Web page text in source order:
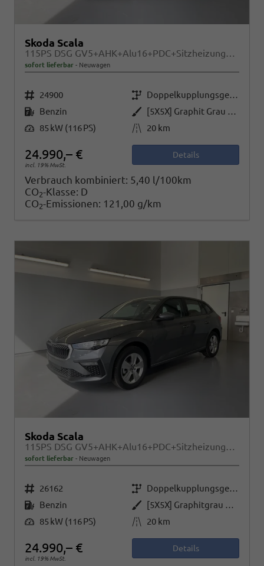
Skoda Scala
115PS DSG GV5+AHK+Alu16+PDC+Sitzheizung+App-Connect
sofort lieferbar Neuwagen
Fahrzeugnr. 24900 Getriebe
Doppelkupplungsgetriebe (DSG)
Kraftstoff Benzin Außenfarbe
[5X5X] Graphit Grau Metallic
Leistung 85 kW (116 PS) Kilometerstand 20 km
24.990,– €
incl. 19% MwSt.
Details
Verbrauch kombiniert: 5,40 l/100km
CO2-Klasse: D
CO2-Emissionen: 121,00 g/km
Skoda Scala
115PS DSG GV5+AHK+Alu16+PDC+Sitzheizung+App-Connect
sofort lieferbar Neuwagen
Fahrzeugnr. 26162 Getriebe
Doppelkupplungsgetriebe (DSG)
Kraftstoff Benzin Außenfarbe
[5X5X] Graphitgrau Metallic
Leistung 85 kW (116 PS) Kilometerstand 20 km
24.990,– €
incl. 19% MwSt.
Details